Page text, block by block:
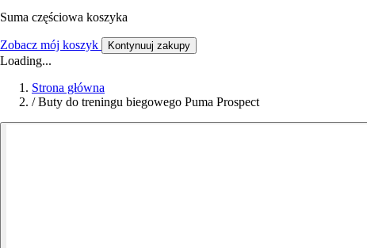
Suma częściowa koszyka
Zobacz mój koszyk Kontynuuj zakupy
Loading...
Strona główna
/ Buty do treningu biegowego Puma Prospect